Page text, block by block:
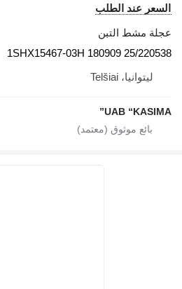
السعر عند الطلب
عجلة مشط التبن
25/220538 1SHX15467-03H 180909
ليتوانيا، Telšiai
UAB “KASIMA”